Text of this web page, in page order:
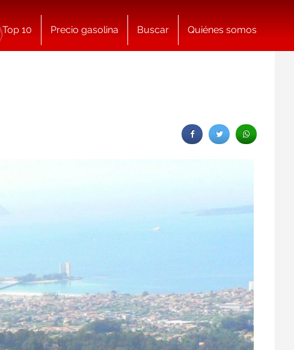
Top 10 Precio gasolina Buscar Quiénes somos